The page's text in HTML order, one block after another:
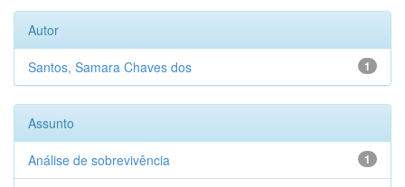
Autor
1
Santos, Samara Chaves dos
Assunto
1
Análise de sobrevivência